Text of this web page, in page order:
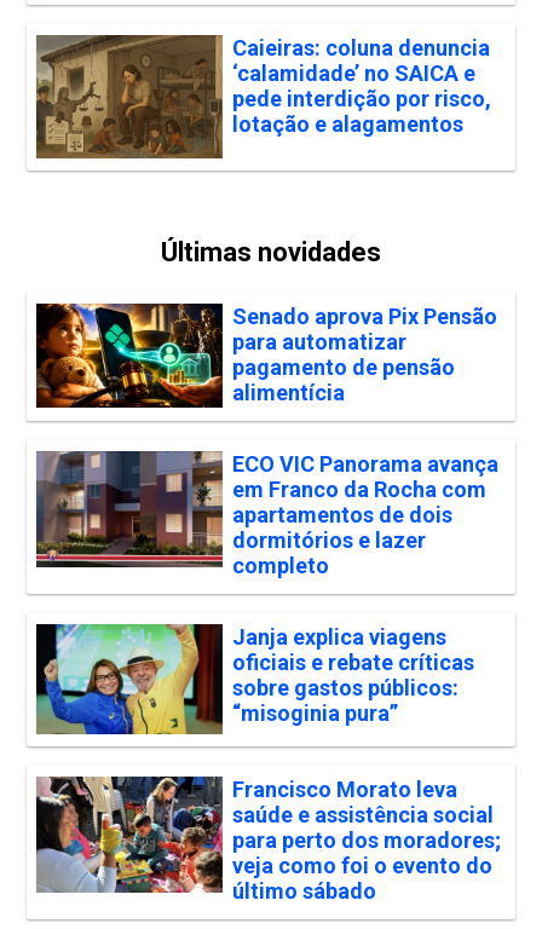
Caieiras: coluna denuncia
‘calamidade’ no SAICA e
pede interdição por risco,
lotação e alagamentos
Últimas novidades
Senado aprova Pix Pensão
para automatizar
pagamento de pensão
alimentícia
ECO VIC Panorama avança
em Franco da Rocha com
apartamentos de dois
dormitórios e lazer
completo
Janja explica viagens
oficiais e rebate críticas
sobre gastos públicos:
“misoginia pura”
Francisco Morato leva
saúde e assistência social
para perto dos moradores;
veja como foi o evento do
último sábado